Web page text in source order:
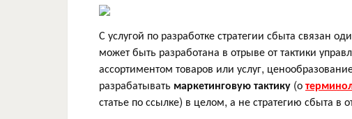
С услугой по разработке стратегии сбыта связан
может быть разработана в отрыве от тактики
ассортиментом товаров или услуг,
разрабатывать маркетинговую тактику (о
статье по ссылке) в целом, а не стратегию сбыта в